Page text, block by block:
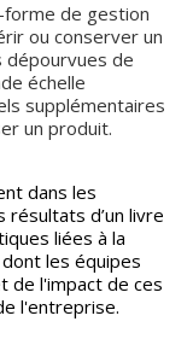
forme de gestion
ou conserver un
dépourvues de
échelle
supplémentaires
un produit.
d’un livre
liées à la
les équipes
de l'impact de ces
l'entreprise.